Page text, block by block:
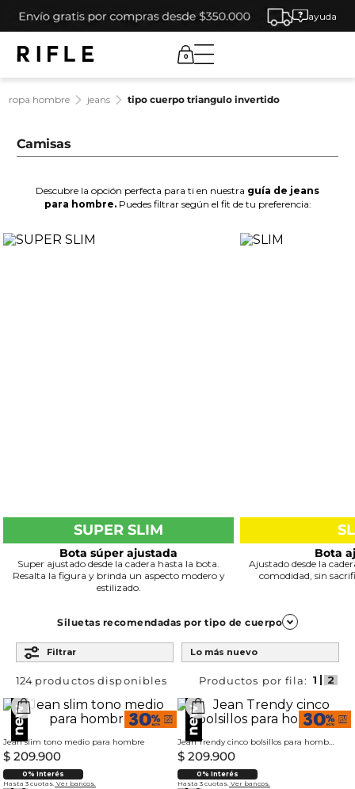
ayuda
0
ropa hombre jeans tipo cuerpo triangulo invertido
Camisas
Descubre la opción perfecta para ti en nuestra guía de jeans
para hombre.Puedes filtrar según el fit de tu preferencia:
SUPER SLIM
Bota súper ajustada
Super ajustado desde la cadera hasta la bota.
Resalta la figura y brinda un aspecto modero y
estilizado.
Bota
Ajustado desde la
comodidad, sin
Siluetas recomendadas por tipo de cuerpo
Previous
Trapezoide
Slim y Super Slim
Definen los hombros y equilibran la parte inferior del
cuerpo.
Next
Filtrar
Lo más nuevo
124 productos
Jean slim tono medio para hombre
$ 209.900
0% Interés
Hasta 3 cuotas. Ver bancos.
Jean Trendy cinco bolsillos para hombre
$ 209.900
0% Interés
Hasta 3 cuotas. Ver bancos.